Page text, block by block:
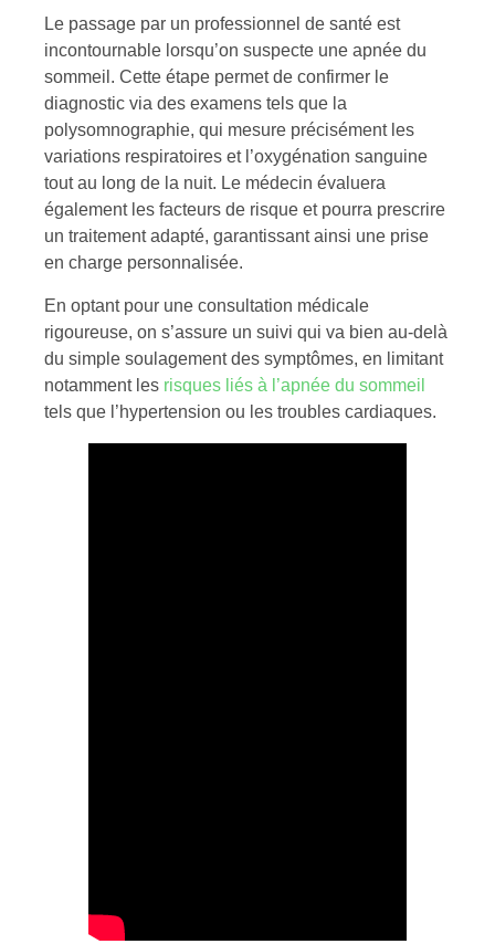
Le passage par un professionnel de santé est
incontournable lorsqu’on suspecte une apnée du
sommeil. Cette étape permet de confirmer le
diagnostic via des examens tels que la
polysomnographie, qui mesure précisément les
variations respiratoires et l’oxygénation sanguine
tout au long de la nuit. Le médecin évaluera
également les facteurs de risque et pourra prescrire
un traitement adapté, garantissant ainsi une prise
en charge personnalisée.
En optant pour une consultation médicale
rigoureuse, on s’assure un suivi qui va bien au-delà
du simple soulagement des symptômes, en limitant
notamment les risques liés à l’apnée du sommeil
tels que l’hypertension ou les troubles cardiaques.